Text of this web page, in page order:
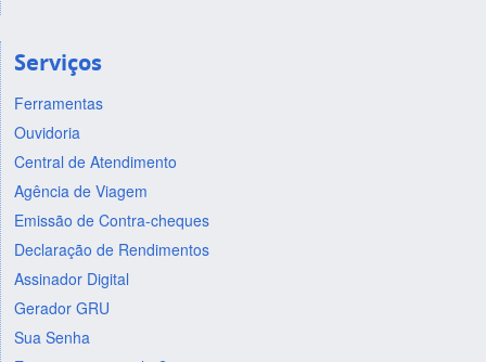
Serviços
Ferramentas
Ouvidoria
Central de Atendimento
Agência de Viagem
Emissão de Contra-cheques
Declaração de Rendimentos
Assinador Digital
Gerador GRU
Sua Senha